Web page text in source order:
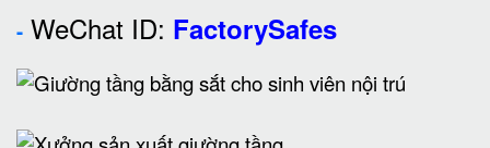
- WeChat ID: FactorySafes